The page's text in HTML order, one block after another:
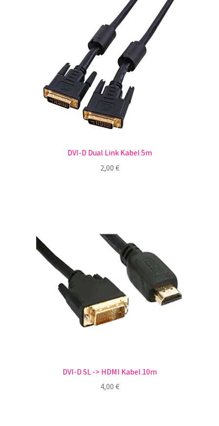
DVI-D Dual Link Kabel 5m
2,00 €
DVI-D SL -> HDMI Kabel 10m
4,00 €